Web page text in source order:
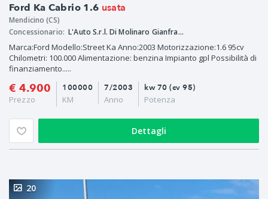
Ford Ka Cabrio 1.6 usata
Mendicino (CS)
Concessionario:
L'Auto S.r.l. Di Molinaro Gianfranco Mario
Marca:Ford Modello:Street Ka Anno:2003 Motorizzazione:1.6 95cv
Chilometri: 100.000 Alimentazione: benzina Impianto gpl Possibilità di
finanziamento.....
€ 4.900
Prezzo
7/2003
Anno
100000
KM
kw 70 (cv 95)
Potenza
Dettagli
20